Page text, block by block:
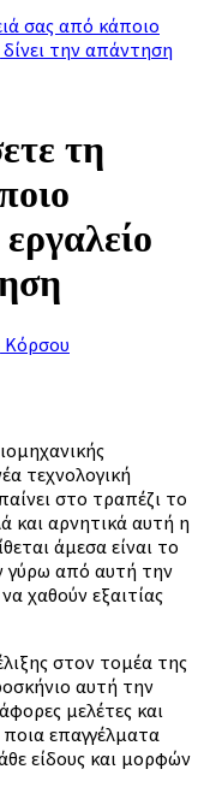
σας από κάποιο
την απάντηση
τη
τεχνολογική
στο τραπέζι το
και αρνητικά αυτή η
άμεσα είναι το
γύρω από αυτή την
χαθούν εξαιτίας
στον τομέα της
αυτή την
μελέτες και
ποια επαγγέλματα
είδους και μορφών